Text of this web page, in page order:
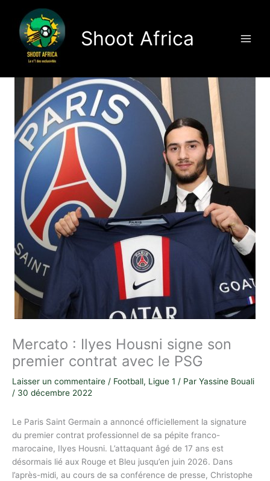
contenu
Shoot Africa
Mercato : Ilyes Housni signe son
premier contrat avec le PSG
Laisser un commentaire / Football, Ligue 1 / Par Yassine Bouali
/ 30 décembre 2022
Le Paris Saint Germain a annoncé officiellement la signature
du premier contrat professionnel de sa pépite franco-
marocaine, Ilyes Housni. L’attaquant âgé de 17 ans est
désormais lié aux Rouge et Bleu jusqu’en juin 2026. Dans
l’après-midi, au cours de sa conférence de presse, Christophe